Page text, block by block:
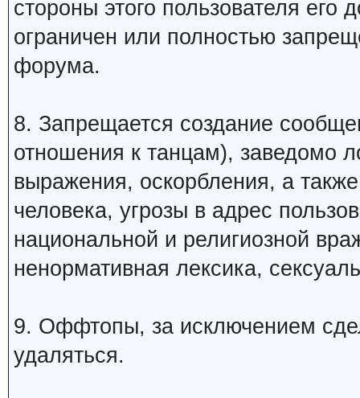
стороны этого пользователя
ограничен или полностью
форума.
8. Запрещается создание
отношения к танцам), заведомо
выражения, оскорбления, а
человека, угрозы в адрес
национальной и религиозной
ненормативная лексика,
9. Оффтопы, за исключением
удаляться.